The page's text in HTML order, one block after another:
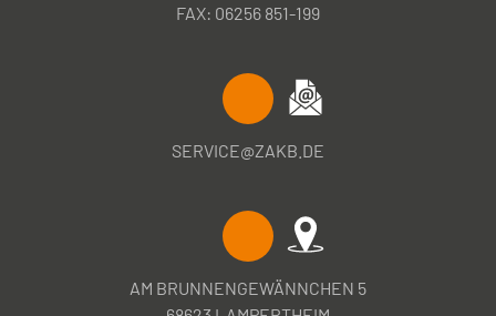
FAX: 06256 851-199
SERVICE@ZAKB.DE
AM BRUNNENGEWÄNNCHEN 5